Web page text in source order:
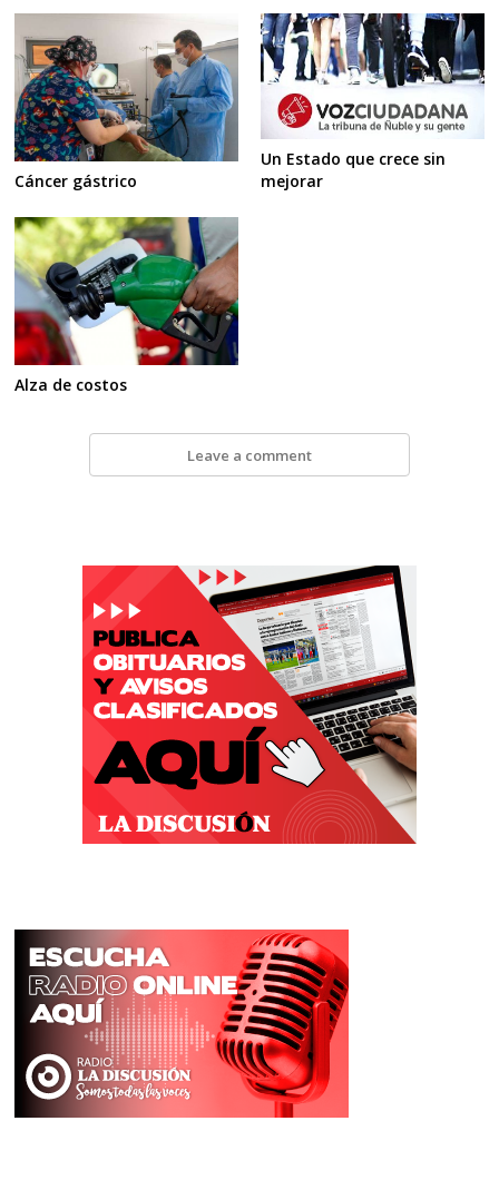
Cáncer gástrico
Un Estado que crece sin
mejorar
Alza de costos
Leave a comment